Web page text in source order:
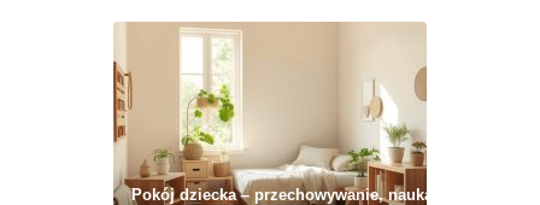
Pokój dziecka – przechowywanie, nauka i codzienny